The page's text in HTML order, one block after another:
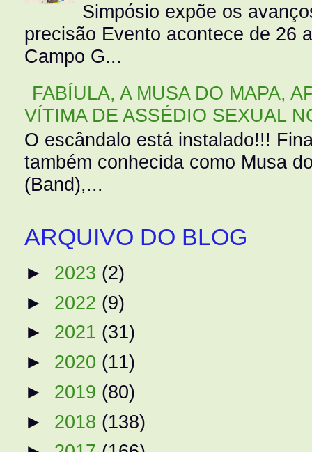
Simpósio expõe os
precisão Evento acontece de 26
Campo G...
FABÍULA, A MUSA DO MAPA,
VÍTIMA DE ASSÉDIO SEXUAL
O escândalo está instalado!!!
também conhecida como Musa
(Band),...
ARQUIVO DO BLOG
► 2023 (2)
► 2022 (9)
► 2021 (31)
► 2020 (11)
► 2019 (80)
► 2018 (138)